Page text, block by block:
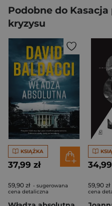
Podobne do
kryzysu
KSIĄŻKA
37,99 zł
59,90 zł - sugerowana
cena detaliczna
34,99
59,90 zł
cena